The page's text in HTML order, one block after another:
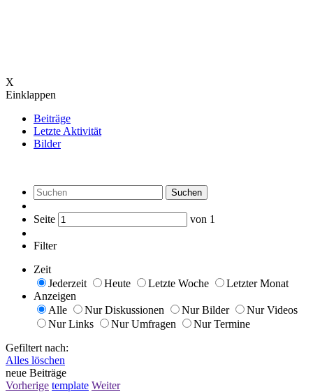
X
Einklappen
Beiträge
Letzte Aktivität
Bilder
Suchen
Seite von 1
Filter
Zeit
Jederzeit
Heute Letzte Woche
Letzter Monat
Anzeigen
Alle
Nur Diskussionen Nur Bilder
Nur Videos
Nur Links
Nur Umfragen
Nur Termine
Gefiltert nach:
Alles löschen
neue Beiträge
Vorherige template Weiter